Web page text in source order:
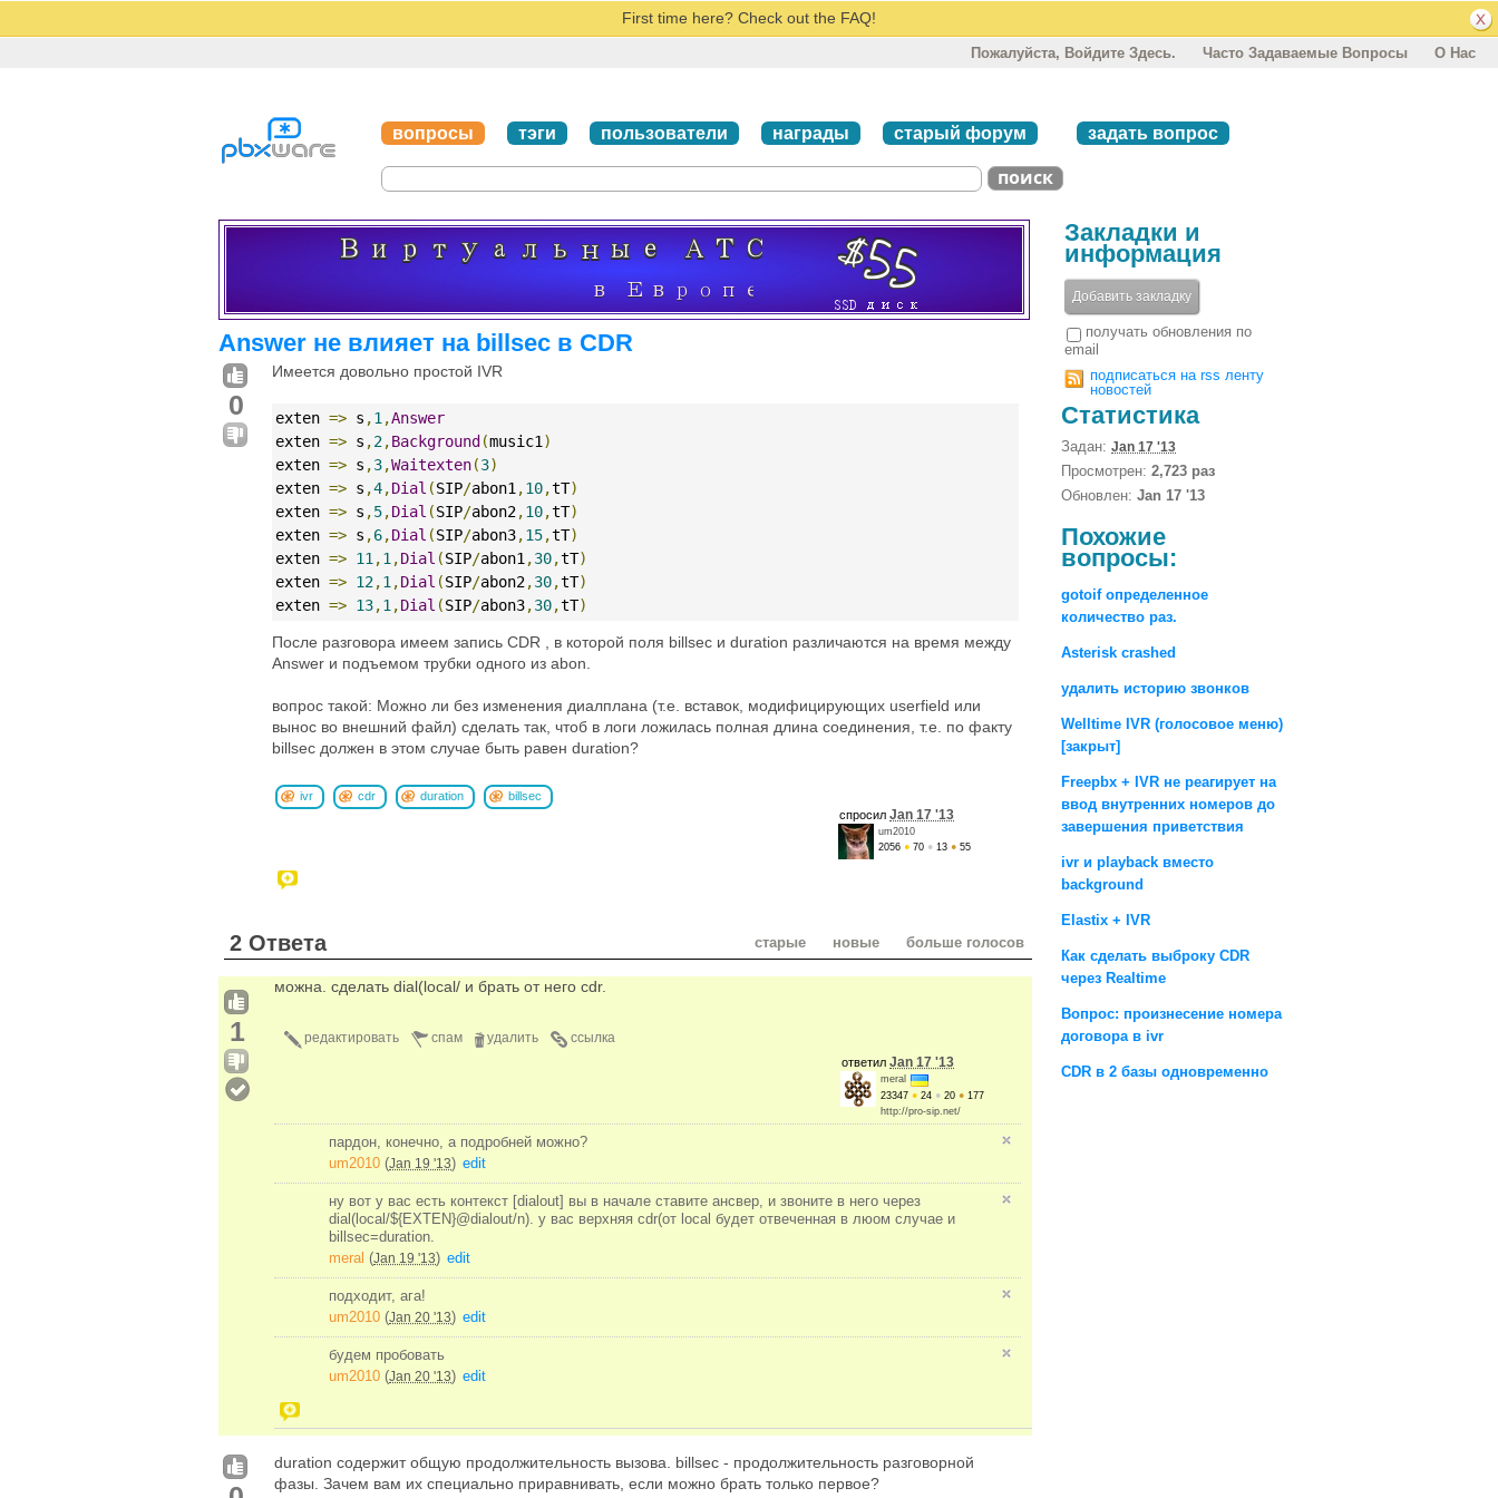
First time here? Check out the FAQ!
Пожалуйста, Войдите Здесь. Часто Задаваемые Вопросы О Нас
вопросы тэги пользователи награды старый форум задать вопрос
Answer не влияет на billsec в CDR
0
Имеется довольно простой IVR
exten => s ,1 ,Answer
exten => s ,2,Background(music1 )
exten => s ,3,Waitexten(3)
exten => s ,4,Dial (SIP/abon1 ,10,tT)
exten => s ,5,Dial (SIP/abon2,10,tT)
exten => s ,6,Dial (SIP/abon3,15,tT)
exten => 11 ,1 ,Dial (SIP/abon1 ,30,tT)
exten => 12,1 ,Dial (SIP/abon2,30,tT)
exten => 13,1 ,Dial (SIP/abon3,30,tT)
После разговора имеем запись CDR , в которой поля billsec и duration различаются на время между
Answer и подъемом трубки одного из abon.
вопрос такой: Можно ли без изменения диалплана (т.е. вставок, модифицирующих userfield или
вынос во внешний файл) сделать так, чтоб в логи ложилась полная длина соединения, т.е. по факту
billsec должен в этом случае быть равен duration?
ivr cdr duration
billsec
спросил Jan 17 '13
um2010
2056 ● 70 ● 13 ● 55
2 Ответа старые новые больше голосов
1
можна. сделать dial(local/ и брать от него cdr.
ссылка
удалить
спам
редактировать
ответил Jan 17 '13
meral
23347 ● 24 ● 20 ● 177
http://pro-sip.net/
пардон, конечно, а подробней можно?
um2010 (Jan 19 '13) edit
ну вот у вас есть контекст [dialout] вы в начале ставите ансвер, и звоните в него через
dial(local/${EXTEN}@dialout/n). у вас верхняя cdr(от local будет отвеченная в люом случае и
billsec=duration.
meral (Jan 19 '13) edit
подходит, ага!
um2010 (Jan 20 '13) edit
будем пробовать
um2010 (Jan 20 '13) edit
duration содержит общую продолжительность вызова. billsec - продолжительность разговорной
фазы. Зачем вам их специально приравнивать, если можно брать только первое?
Закладки и
информация
Добавить закладку
получать обновления по
email
подписаться на rss ленту
новостей
Статистика
Задан: Jan 17 '13
Просмотрен: 2,723 раз
Обновлен: Jan 17 '13
Похожие
вопросы:
gotoif определенное
количество раз.
Asterisk crashed
удалить историю звонков
Welltime IVR (голосовое меню)
[закрыт]
Freepbx + IVR не реагирует на
ввод внутренних номеров до
завершения приветствия
ivr и playback вместо
background
Elastix + IVR
Как сделать выброку CDR
через Realtime
Вопрос: произнесение номера
договора в ivr
CDR в 2 базы одновременно